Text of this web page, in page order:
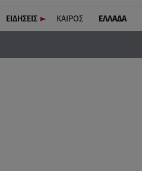
ΕΙΔΗΣΕΙΣ ΚΑΙΡΟΣ ΕΛΛΑΔΑ